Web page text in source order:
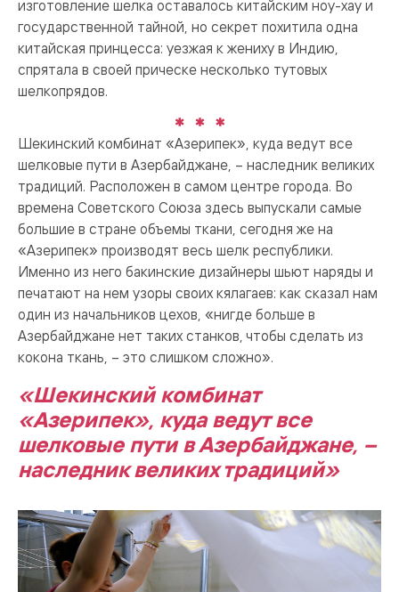
изготовление шелка оставалось китайским ноу-хау и
государственной тайной, но секрет похитила одна
китайская принцесса: уезжая к жениху в Индию,
спрятала в своей прическе несколько тутовых
шелкопрядов.
Шекинский комбинат «Азерипек», куда ведут все
шелковые пути в Азербайджане, – наследник великих
традиций. Расположен в самом центре города. Во
времена Советского Союза здесь выпускали самые
большие в стране объемы ткани, сегодня же на
«Азерипек» производят весь шелк республики.
Именно из него бакинские дизайнеры шьют наряды и
печатают на нем узоры своих кялагаев: как сказал нам
один из начальников цехов, «нигде больше в
Азербайджане нет таких станков, чтобы сделать из
кокона ткань, – это слишком сложно».
«Шекинский комбинат
«Азерипек», куда ведут все
шелковые пути в Азербайджане, –
наследник великих традиций»